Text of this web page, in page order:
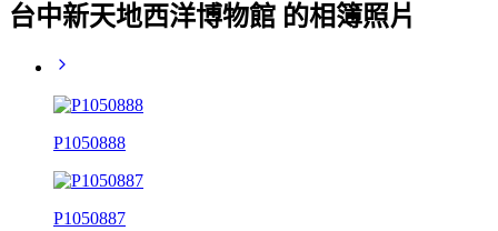
台中新天地西洋博物館 的相簿照片
P1050888
P1050887